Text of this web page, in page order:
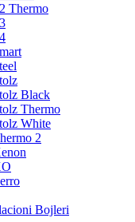
Thermo
Black
Thermo
White
2
Bojleri